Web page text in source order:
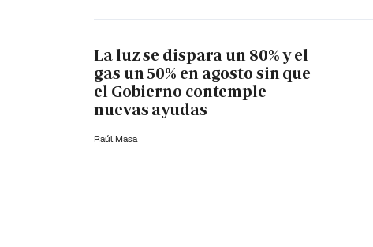
La luz se dispara un 80% y el
gas un 50% en agosto sin que
el Gobierno contemple
nuevas ayudas
Raúl Masa